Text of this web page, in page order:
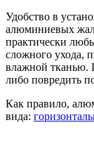
Удобство в
алюминиевых
практически
сложного ухода,
влажной тканью.
либо повредить
Как правило,
вида: